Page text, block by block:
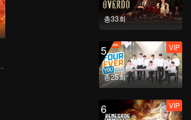
고수로
총33회
5
총25회
VIP
6 VIP